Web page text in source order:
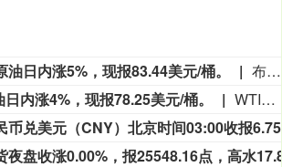
油日内涨5%，现报83.44美元/桶。
布伦特原油日内涨5%，现报83.44美元/桶。
内涨4%，现报78.25美元/桶。
WTI原油日内涨4%，现报78.25美元/桶。